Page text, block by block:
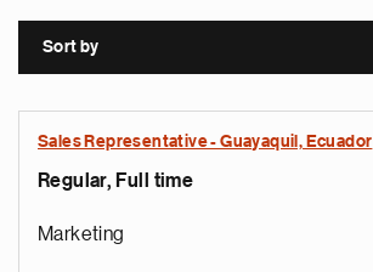
Sort by
Sales Representative - Guayaquil, Ecuador
Regular, Full time
Marketing